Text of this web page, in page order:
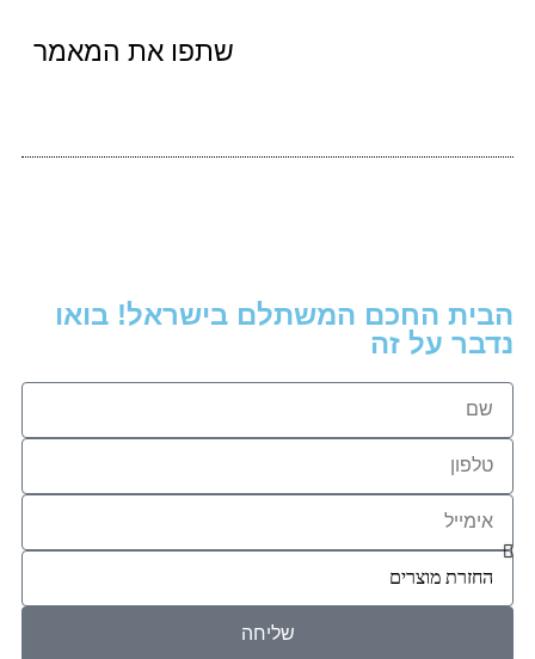
שתפו את המאמר
הבית החכם המשתלם בישראל! בואו
נדבר על זה
שליחה